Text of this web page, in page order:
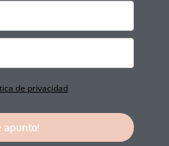
de privacidad
apunto!